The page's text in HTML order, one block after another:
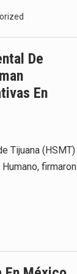
De
En
Tijuana (HSMT)
firmaron